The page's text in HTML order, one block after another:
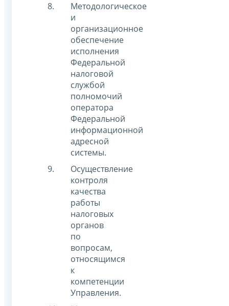
Методологическое
и
организационное
обеспечение
исполнения
Федеральной
налоговой
службой
полномочий
оператора
Федеральной
информационной
адресной
системы.
Осуществление
контроля
качества
работы
налоговых
органов
по
вопросам,
относящимся
к
компетенции
Управления.